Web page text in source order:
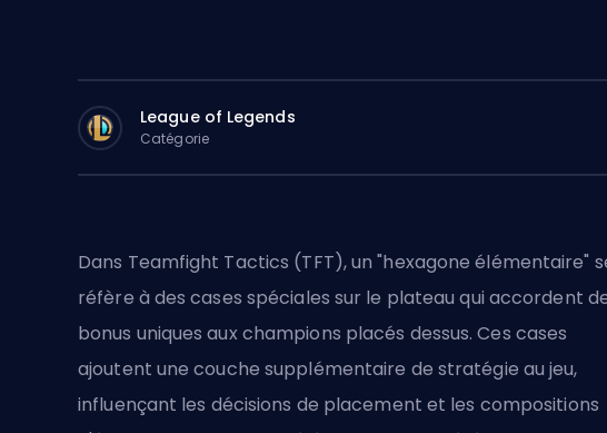
League of Legends
Catégorie
Dans Teamfight Tactics (TFT), un "hexagone élémentaire"
réfère à des cases spéciales sur le plateau qui accordent
bonus uniques aux champions placés dessus. Ces cases
ajoutent une couche supplémentaire de stratégie au jeu,
influençant les décisions de placement et les compositions